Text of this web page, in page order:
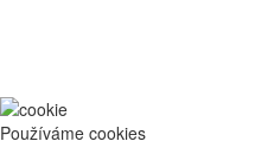
Používáme cookies